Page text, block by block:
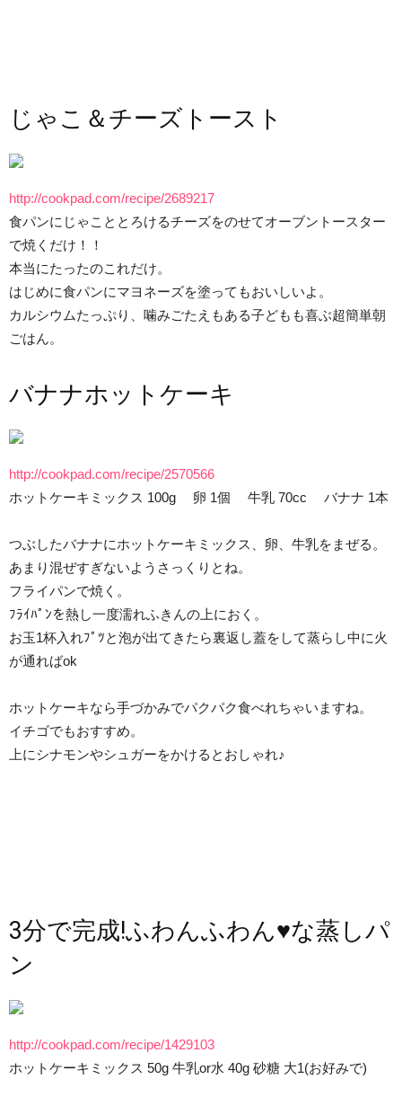
じゃこ＆チーズトースト
http://cookpad.com/recipe/2689217
食パンにじゃこととろけるチーズをのせてオーブントースター
で焼くだけ！！
本当にたったのこれだけ。
はじめに食パンにマヨネーズを塗ってもおいしいよ。
カルシウムたっぷり、噛みごたえもある子どもも喜ぶ超簡単朝
ごはん。
バナナホットケーキ
http://cookpad.com/recipe/2570566
ホットケーキミックス 100g 卵 1個 牛乳 70cc バナナ 1本
つぶしたバナナにホットケーキミックス、卵、牛乳をまぜる。
あまり混ぜすぎないようさっくりとね。
フライパンで焼く。
ﾌﾗｲﾊﾟﾝを熱し一度濡れふきんの上におく。
お玉1杯入れﾌﾟﾂと泡が出てきたら裏返し蓋をして蒸らし中に火
が通ればok
ホットケーキなら手づかみでパクパク食べれちゃいますね。
イチゴでもおすすめ。
上にシナモンやシュガーをかけるとおしゃれ♪
3分で完成!ふわんふわん♥な蒸しパ
ン
http://cookpad.com/recipe/1429103
ホットケーキミックス 50g 牛乳or水 40g 砂糖 大1(お好みで)